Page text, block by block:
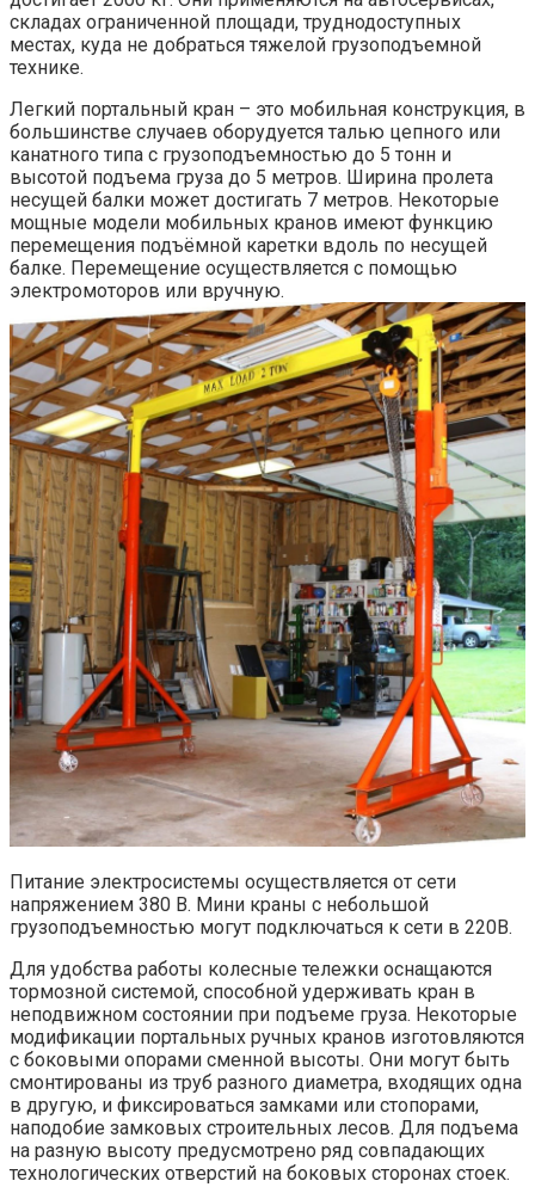
складах ограниченной площади, труднодоступных
местах, куда не добраться тяжелой грузоподъемной
технике.
Легкий портальный кран – это мобильная конструкция, в
большинстве случаев оборудуется талью цепного или
канатного типа с грузоподъемностью до 5 тонн и
высотой подъема груза до 5 метров. Ширина пролета
несущей балки может достигать 7 метров. Некоторые
мощные модели мобильных кранов имеют функцию
перемещения подъёмной каретки вдоль по несущей
балке. Перемещение осуществляется с помощью
электромоторов или вручную.
Питание электросистемы осуществляется от сети
напряжением 380 В. Мини краны с небольшой
грузоподъемностью могут подключаться к сети в 220В.
Для удобства работы колесные тележки оснащаются
тормозной системой, способной удерживать кран в
неподвижном состоянии при подъеме груза. Некоторые
модификации портальных ручных кранов изготовляются
с боковыми опорами сменной высоты. Они могут быть
смонтированы из труб разного диаметра, входящих одна
в другую, и фиксироваться замками или стопорами,
наподобие замковых строительных лесов. Для подъема
на разную высоту предусмотрено ряд совпадающих
технологических отверстий на боковых сторонах стоек.